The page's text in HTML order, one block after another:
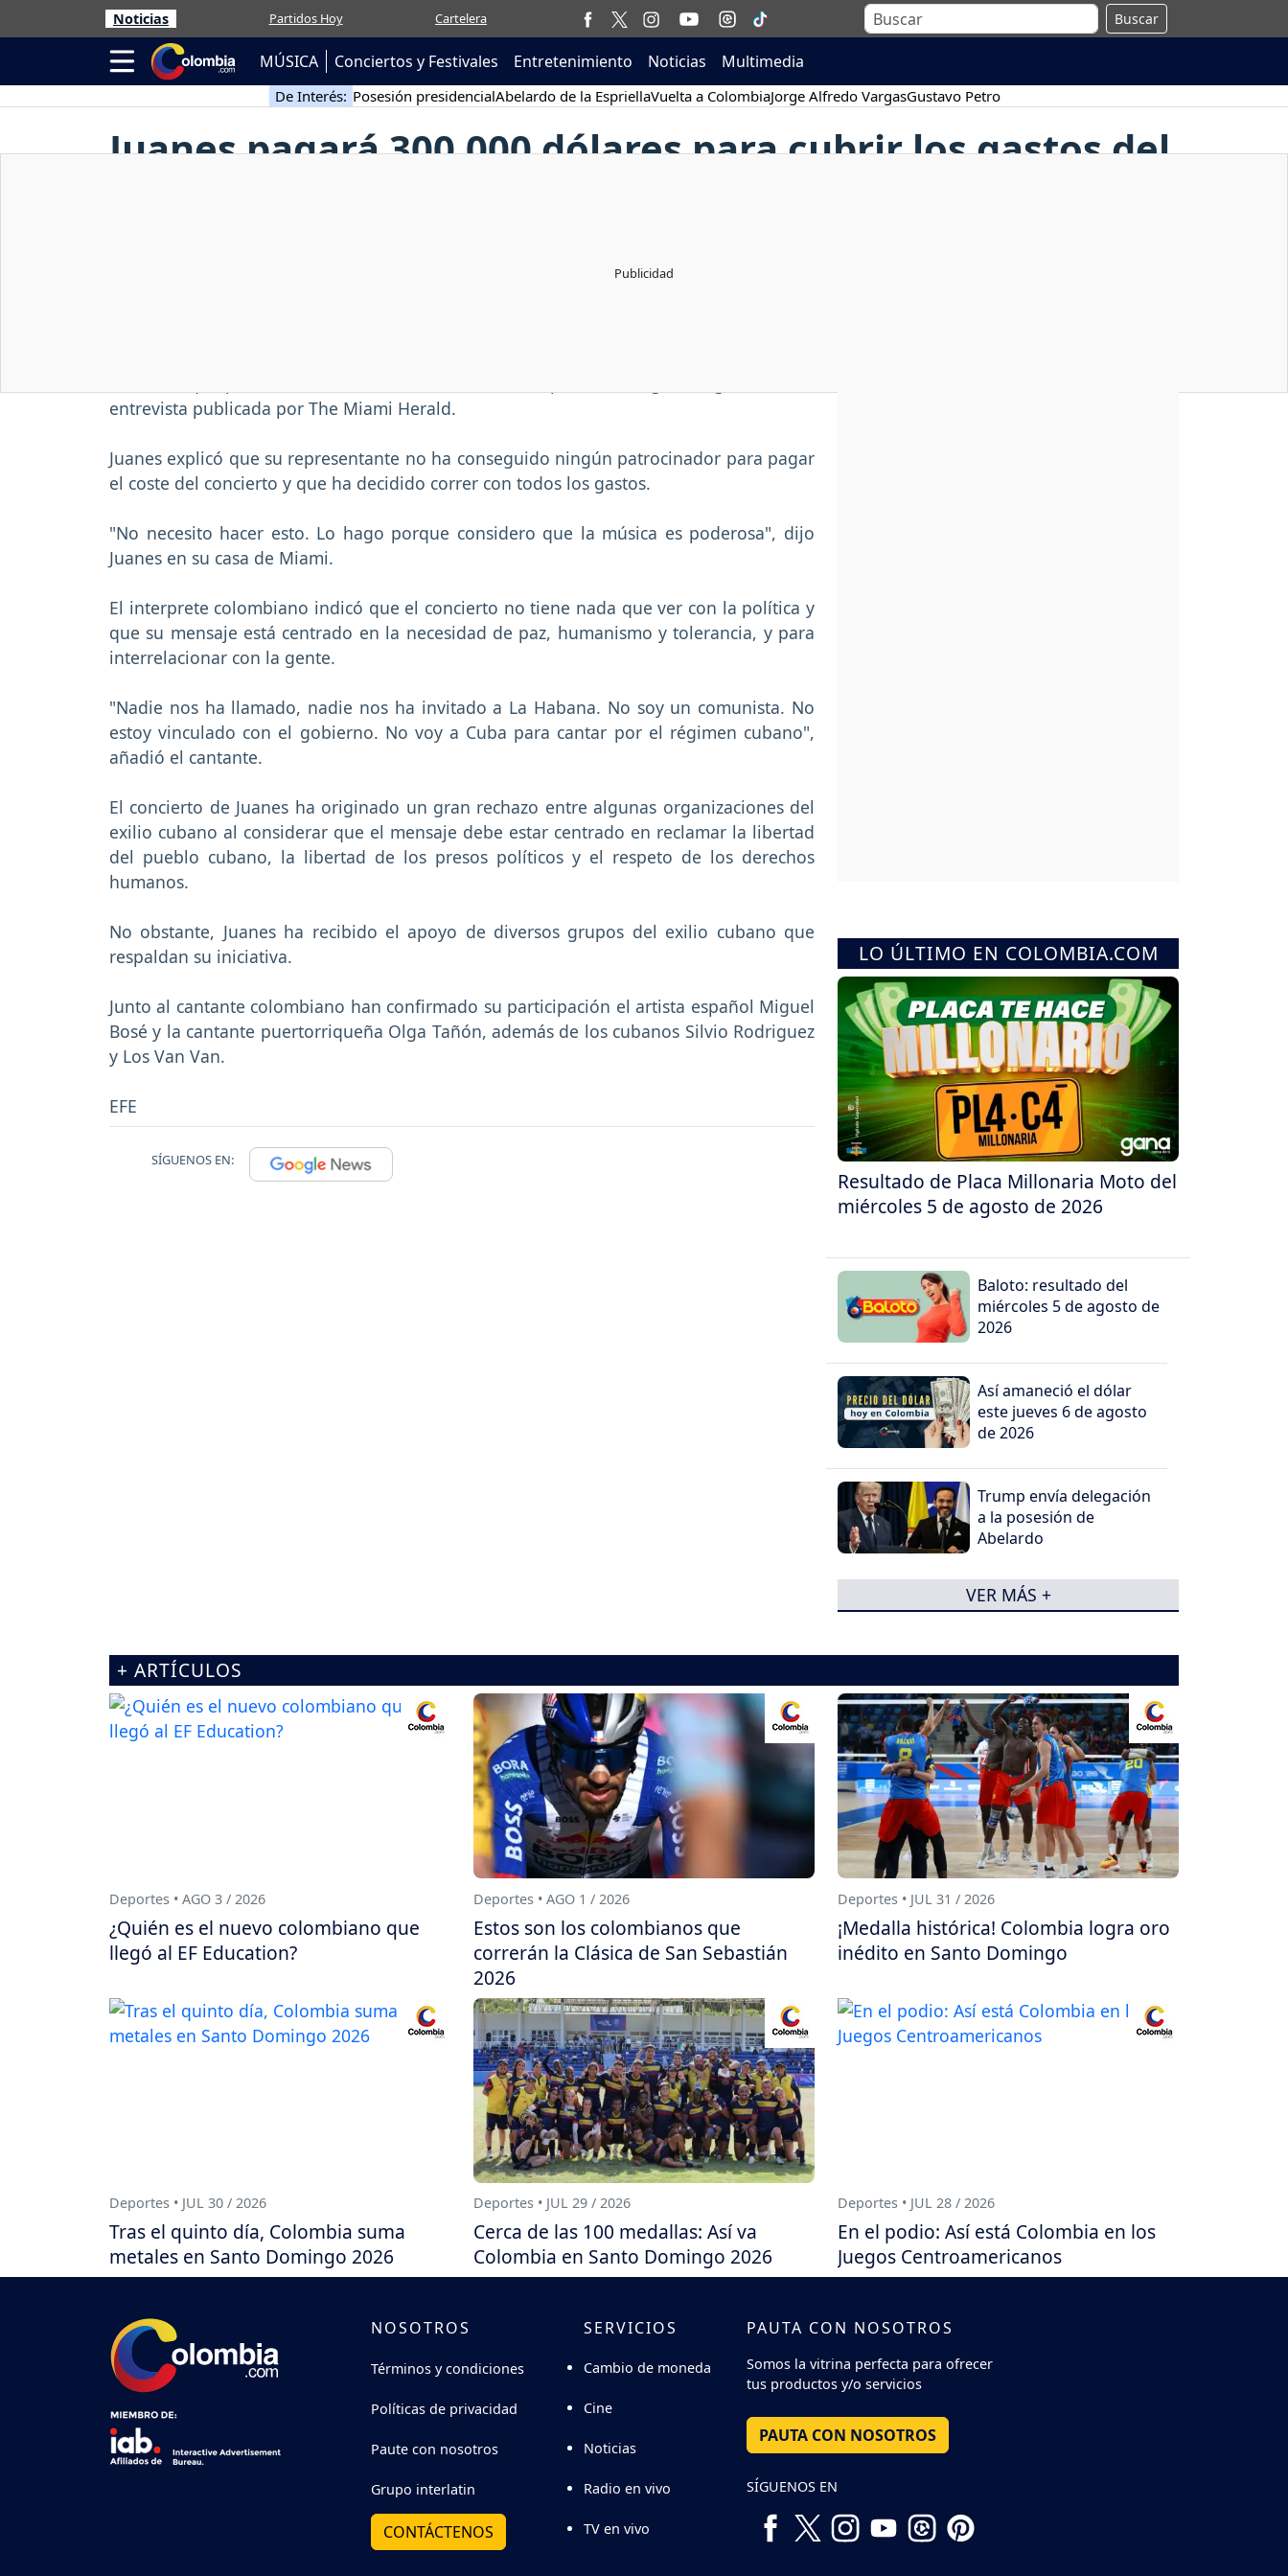
Noticias Partidos Hoy Cartelera Buscar
MÚSICA Conciertos y Festivales Entretenimiento Noticias Multimedia
De Interés: Posesión presidencialAbelardo de la EspriellaVuelta a ColombiaJorge Alfredo VargasGustavo Petro
Juanes pagará 300.000 dólares para cubrir los gastos del
entrevista publicada por The Miami Herald.
Juanes explicó que su representante no ha conseguido ningún patrocinador para pagar
el coste del concierto y que ha decidido correr con todos los gastos.
"No necesito hacer esto. Lo hago porque considero que la música es poderosa", dijo
Juanes en su casa de Miami.
El interprete colombiano indicó que el concierto no tiene nada que ver con la política y
que su mensaje está centrado en la necesidad de paz, humanismo y tolerancia, y para
interrelacionar con la gente.
"Nadie nos ha llamado, nadie nos ha invitado a La Habana. No soy un comunista. No
estoy vinculado con el gobierno. No voy a Cuba para cantar por el régimen cubano",
añadió el cantante.
El concierto de Juanes ha originado un gran rechazo entre algunas organizaciones del
exilio cubano al considerar que el mensaje debe estar centrado en reclamar la libertad
del pueblo cubano, la libertad de los presos políticos y el respeto de los derechos
humanos.
No obstante, Juanes ha recibido el apoyo de diversos grupos del exilio cubano que
respaldan su iniciativa.
Junto al cantante colombiano han confirmado su participación el artista español Miguel
Bosé y la cantante puertorriqueña Olga Tañón, además de los cubanos Silvio Rodriguez
y Los Van Van.
EFE
SÍGUENOS EN:
LO ÚLTIMO EN COLOMBIA.COM
Resultado de Placa Millonaria Moto del
miércoles 5 de agosto de 2026
Baloto: resultado del
miércoles 5 de agosto de
2026
Así amaneció el dólar
este jueves 6 de agosto
de 2026
Trump envía delegación
a la posesión de
Abelardo
VER MÁS +
+ ARTÍCULOS
Deportes • AGO 3 / 2026
¿Quién es el nuevo colombiano que
llegó al EF Education?
Deportes • AGO 1 / 2026
Estos son los colombianos que
correrán la Clásica de San Sebastián
2026
Deportes • JUL 31 / 2026
¡Medalla histórica! Colombia logra oro
inédito en Santo Domingo
Deportes • JUL 30 / 2026
Tras el quinto día, Colombia suma
metales en Santo Domingo 2026
Deportes • JUL 29 / 2026
Cerca de las 100 medallas: Así va
Colombia en Santo Domingo 2026
Deportes • JUL 28 / 2026
En el podio: Así está Colombia en los
Juegos Centroamericanos
NOSOTROS
Términos y condiciones
Políticas de privacidad
Paute con nosotros
Grupo interlatin
CONTÁCTENOS
SERVICIOS
Cambio de moneda
Cine
Noticias
Radio en vivo
TV en vivo
PAUTA CON NOSOTROS
Somos la vitrina perfecta para ofrecer
tus productos y/o servicios
PAUTA CON NOSOTROS
SÍGUENOS EN